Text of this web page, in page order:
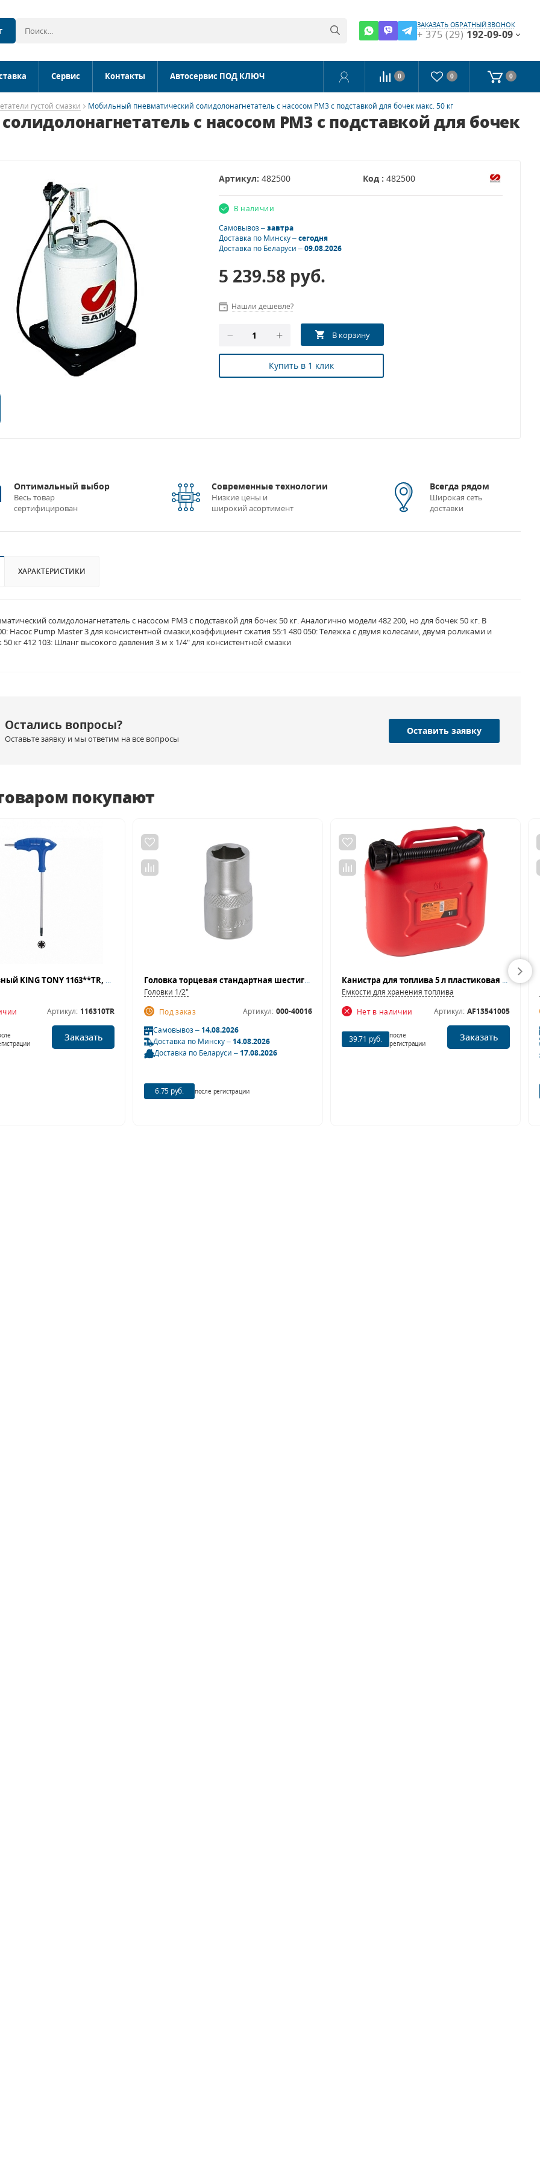
ЗАКАЗАТЬ ОБРАТНЫЙ ЗВОНОК
+ 375 (29) 192-09-09
Сервис Контакты Автосервис ПОД КЛЮЧ 0 0 0
густой смазки Мобильный пневматический солидолонагнетатель с насосом PM3 с подставкой для бочек макс. 50 кг
с насосом PM3 с подставкой для бочек
Артикул: 482500 Код : 482500
В наличии
Самовывоз –завтра
Доставка по Минску –сегодня
Доставка по Беларуси –09.08.2026
5 239.58 руб.
Нашли дешевле?
Купить в 1 клик
Оптимальный выбор
Весь товар
сертифицирован
Современные технологии
Низкие цены и
широкий асортимент
Всегда рядом
Широкая сеть
доставки
ХАРАКТЕРИСТИКИ
солидолонагнетатель с насосом PM3 с подставкой для бочек 50 кг. Аналогично модели 482 200, но для бочек 50 кг. В
Насос Pump Master 3 для консистентной смазки,коэффициент сжатия 55:1 480 050: Тележка с двумя колесами, двумя роликами и
кг 412 103: Шланг высокого давления 3 м x 1/4" для консистентной смазки
Остались вопросы?
Оставьте заявку и мы ответим на все вопросы
Оставить заявку
покупают
Ключ Г-образный KING TONY 1163**TR, Torx, Т10-50
Артикул: 116310TR
Заказать
Головка торцевая стандартная шестигранная 1/2", 16 мм МАСТАК 000-40016
Головки 1/2"
Под заказ
Артикул: 000-40016
Самовывоз –14.08.2026
Доставка по Минску –14.08.2026
Доставка по Беларуси –17.08.2026
6.75 руб. после регистрации
Канистра для топлива 5 л пластиковая AFFIX AF13541005
Емкости для хранения топлива
Нет в наличии
Артикул: AF13541005
39.71 руб.
после
регистрации
Заказать